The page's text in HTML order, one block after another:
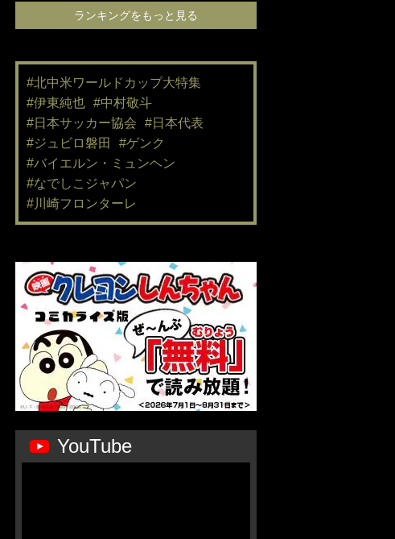
ランキングをもっと見る
#北中米ワールドカップ大特集
#伊東純也 #中村敬斗
#日本サッカー協会
#日本代表
#ジュビロ磐田
#ゲンク
#バイエルン・ミュンヘン
#なでしこジャパン
#川崎フロンターレ
YouTube